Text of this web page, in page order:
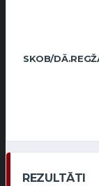
SKOB/
REZULTĀTI